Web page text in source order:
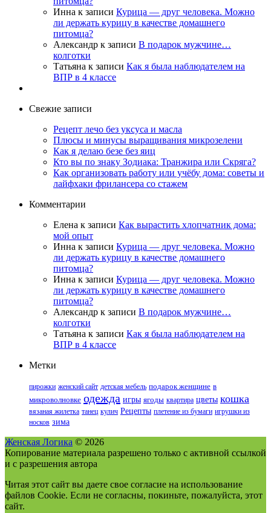
Инна к записи Курица — друг человека. Можно
ли держать курицу в качестве домашнего
питомца?
Александр к записи В подарок мужчине…
колготки
Татьяна к записи Как я была наблюдателем на
ВПР в 4 классе
Свежие записи
Рецепт лечо без уксуса и масла
Плюсы и минусы выращивания микрозелени
Как я делаю безе без яиц
Кто вы по знаку Зодиака: Транжира или Скряга?
Как организовать работу или учёбу дома: советы и
лайфхаки фрилансера со стажем
Комментарии
Елена к записи Как вырастить хлопчатник дома:
мой опыт
Инна к записи Курица — друг человека. Можно
ли держать курицу в качестве домашнего
питомца?
Инна к записи Курица — друг человека. Можно
ли держать курицу в качестве домашнего
питомца?
Александр к записи В подарок мужчине…
колготки
Татьяна к записи Как я была наблюдателем на
ВПР в 4 классе
Метки
пирожки женский сайт детская мебель подарок женщине в
микроволновке одежда игры ягоды квартира цветы кошка
вязаная жилетка танец кулич Рецепты плетение из бумаги игрушки из
носков зима
Женская Логика © 2026
Копирование материала разрешено только с активной ссылкой
и с разрешения автора
Читая этот сайт вы даете свое согласие на использование
файлов Cookie. Если не согласны, покиньте, пожалуйста, этот
сайт.